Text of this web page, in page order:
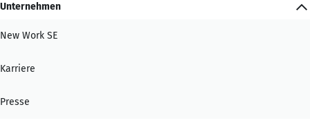
Unternehmen
New Work SE
Karriere
Presse